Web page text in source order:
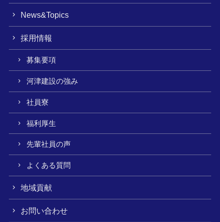
News&Topics
採用情報
募集要項
河津建設の強み
社員寮
福利厚生
先輩社員の声
よくある質問
地域貢献
お問い合わせ